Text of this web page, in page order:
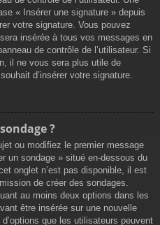
« Insérer une signature » depuis
votre signature. Vous pouvez
insérée à tous vos messages en
de contrôle de l’utilisateur. Si
il ne vous sera plus utile de
d’insérer votre signature.
?
ou modifiez le premier message
un sondage » situé en-dessous du
onglet n’est pas disponible, il est
de créer des sondages.
au moins deux options dans les
être insérée sur une nouvelle
que les utilisateurs peuvent